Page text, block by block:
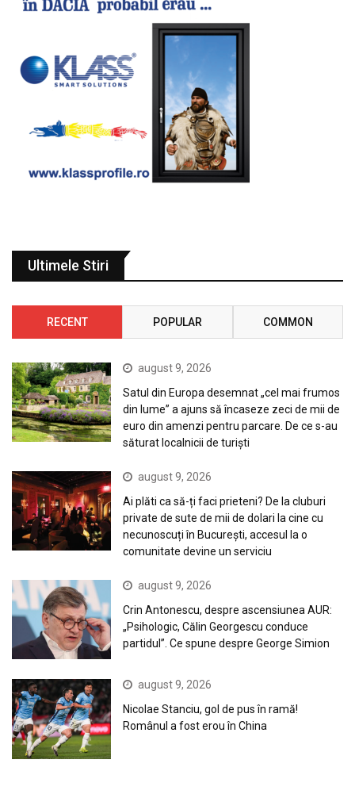
Ultimele Stiri
RECENT POPULAR COMMON
august 9, 2026
Satul din Europa desemnat „cel mai frumos
din lume” a ajuns să încaseze zeci de mii de
euro din amenzi pentru parcare. De ce s-au
săturat localnicii de turiști
august 9, 2026
Ai plăti ca să-ți faci prieteni? De la cluburi
private de sute de mii de dolari la cine cu
necunoscuți în București, accesul la o
comunitate devine un serviciu
august 9, 2026
Crin Antonescu, despre ascensiunea AUR:
„Psihologic, Călin Georgescu conduce
partidul”. Ce spune despre George Simion
august 9, 2026
Nicolae Stanciu, gol de pus în ramă!
Românul a fost erou în China